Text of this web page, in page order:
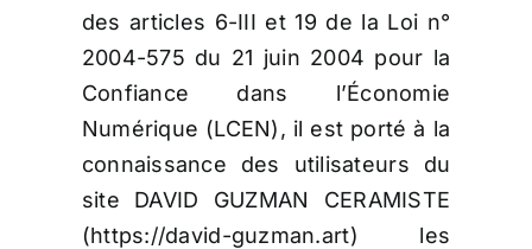
Boutique
Actualités
Mon compte
Cours Particuliers
des articles 6-III et 19 de la Loi n°
2004-575 du 21 juin 2004 pour la
Confiance dans l’Économie
Numérique (LCEN), il est porté à la
connaissance des utilisateurs du
site DAVID GUZMAN CERAMISTE
(https://david-guzman.art) les